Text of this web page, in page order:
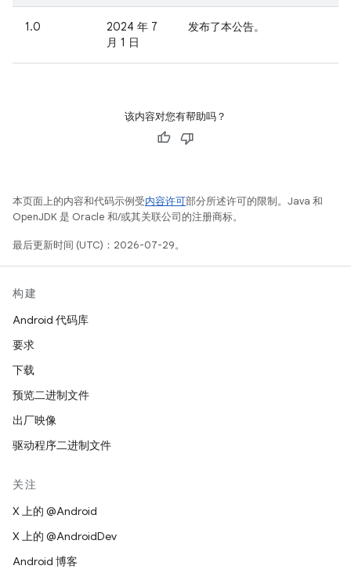
1.0
2024 年 7
月 1 日
发布了本公告。
该内容对您有帮助吗？
本页面上的内容和代码示例受内容许可部分所述许可的限制。Java 和
OpenJDK 是 Oracle 和/或其关联公司的注册商标。
最后更新时间 (UTC)：2026-07-29。
构建
Android 代码库
要求
下载
预览二进制文件
出厂映像
驱动程序二进制文件
关注
X 上的 @Android
X 上的 @AndroidDev
Android 博客